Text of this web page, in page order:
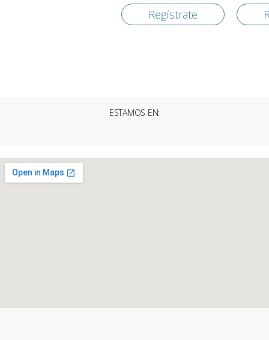
Regístrate
ESTAMOS EN: